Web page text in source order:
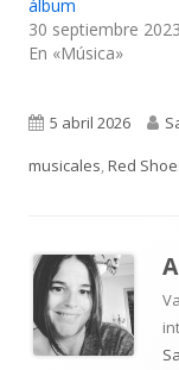
álbum
30 septiembre 2023
En «Música»
Publicado
el
5 abril 2026
musicales,Red